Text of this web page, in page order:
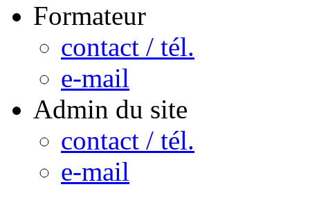
Formateur
contact / tél.
e-mail
Admin du site
contact / tél.
e-mail